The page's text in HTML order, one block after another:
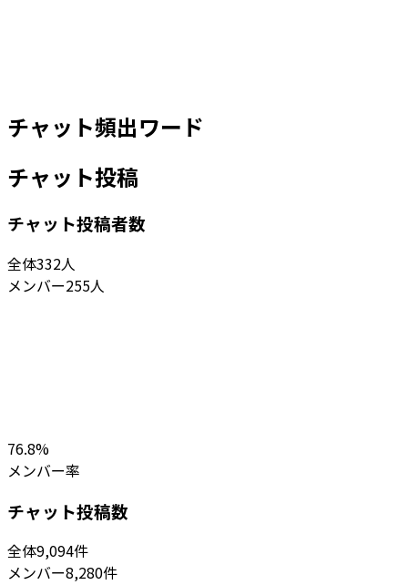
チャット頻出ワード
チャット投稿
チャット投稿者数
全体332人
メンバー255人
76.8%
メンバー率
チャット投稿数
全体9,094件
メンバー8,280件